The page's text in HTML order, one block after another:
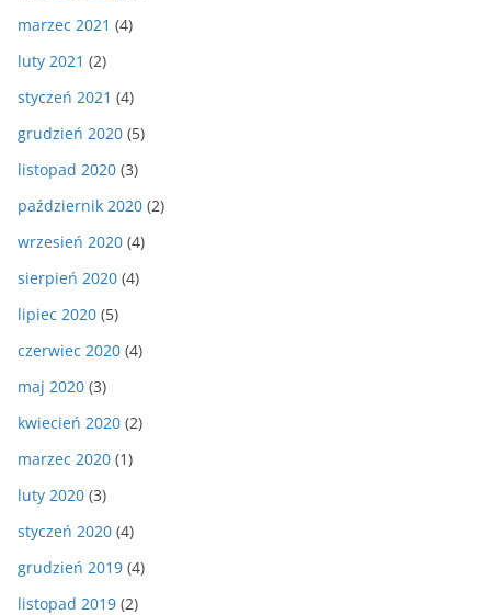
marzec 2021 (4)
luty 2021 (2)
styczeń 2021 (4)
grudzień 2020 (5)
listopad 2020 (3)
październik 2020 (2)
wrzesień 2020 (4)
sierpień 2020 (4)
lipiec 2020 (5)
czerwiec 2020 (4)
maj 2020 (3)
kwiecień 2020 (2)
marzec 2020 (1)
luty 2020 (3)
styczeń 2020 (4)
grudzień 2019 (4)
listopad 2019 (2)